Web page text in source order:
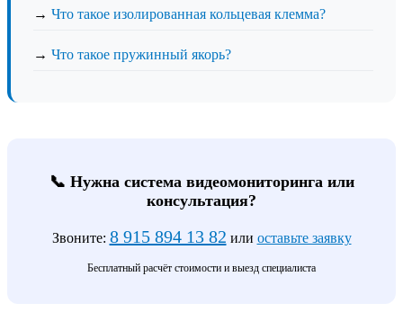
→ Что такое изолированная кольцевая клемма?
→ Что такое пружинный якорь?
📞 Нужна система видеомониторинга или
консультация?
Звоните: 8 915 894 13 82 или оставьте заявку
Бесплатный расчёт стоимости и выезд специалиста